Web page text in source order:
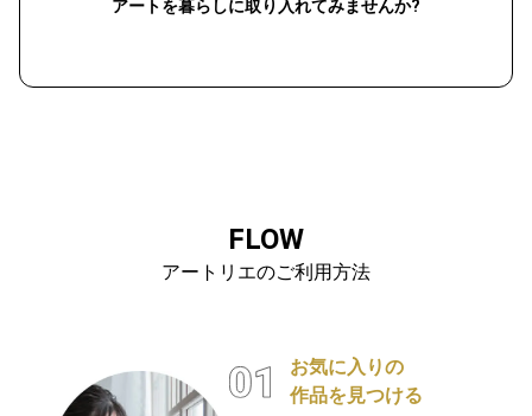
アートを暮らしに取り入れてみませんか?
FLOW
アートリエのご利用方法
お気に入りの
作品を見つける